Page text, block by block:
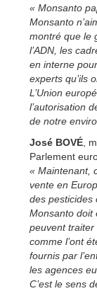
« Monsanto
Monsanto
montré que le
l’ADN, les
en interne
experts qu’ils
L’Union
l’autorisation
de notre
José BOVÉ ,
Parlement
« Maintenant,
vente en
des pesticides
Monsanto doit
peuvent traiter
comme l’ont
fournis par
les agences
C’est le sens